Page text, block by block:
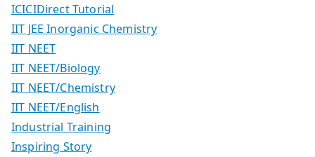
ICICIDirect Tutorial
IIT JEE Inorganic Chemistry
IIT NEET
IIT NEET/Biology
IIT NEET/Chemistry
IIT NEET/English
Industrial Training
Inspiring Story